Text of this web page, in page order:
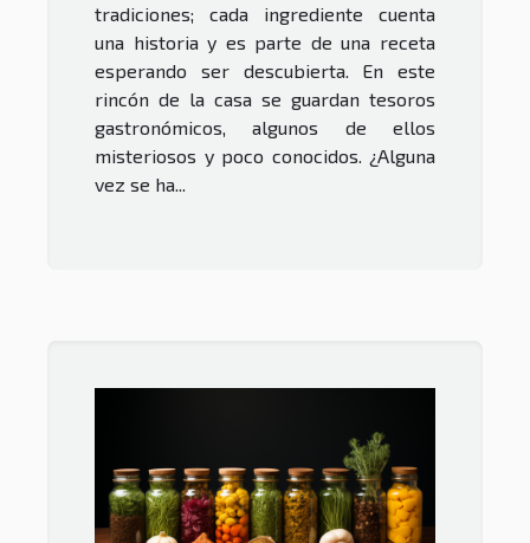
tradiciones; cada ingrediente cuenta
una historia y es parte de una receta
esperando ser descubierta. En este
rincón de la casa se guardan tesoros
gastronómicos, algunos de ellos
misteriosos y poco conocidos. ¿Alguna
vez se ha...